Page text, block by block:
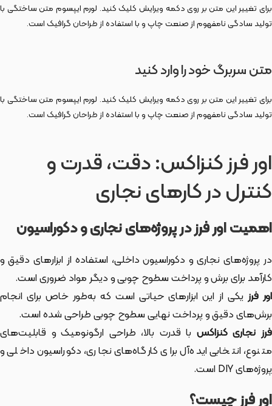
برای تغییر این متن بر روی دکمه ویرایش کلیک کنید. لورم ایپسوم متن ساختگی با
تولید سادگی نامفهوم از صنعت چاپ و با استفاده از طراحان گرافیک است.
متن سربرگ خود را وارد کنید
برای تغییر این متن بر روی دکمه ویرایش کلیک کنید. لورم ایپسوم متن ساختگی با
تولید سادگی نامفهوم از صنعت چاپ و با استفاده از طراحان گرافیک است.
اور فرز کنزاکس: دقت، قدرت و
کنترل در کارهای نجاری
اهمیت اور فرز در پروژه‌های نجاری و دکوراسیون
در پروژه‌های نجاری و دکوراسیون داخلی، استفاده از ابزارهای دقیق و
کارآمد برای برش و پرداخت سطوح چوبی و دیگر مواد ضروری است.
اور فرزیکی از این ابزارهای حیاتی است که به‌طور خاص برای انجام
برش‌های دقیق و پرداخت نهایی سطوح چوبی طراحی شده است.
فرز نجاری کنزاکس با قدرت بالا، طراحی ارگونومیک و قابلیت‌های
متنوع، انتخابی ایده‌آل برای کارگاه‌های نجاری، دکوراسیون داخلی و
پروژه‌های DIY است.
اور فرز چیست؟